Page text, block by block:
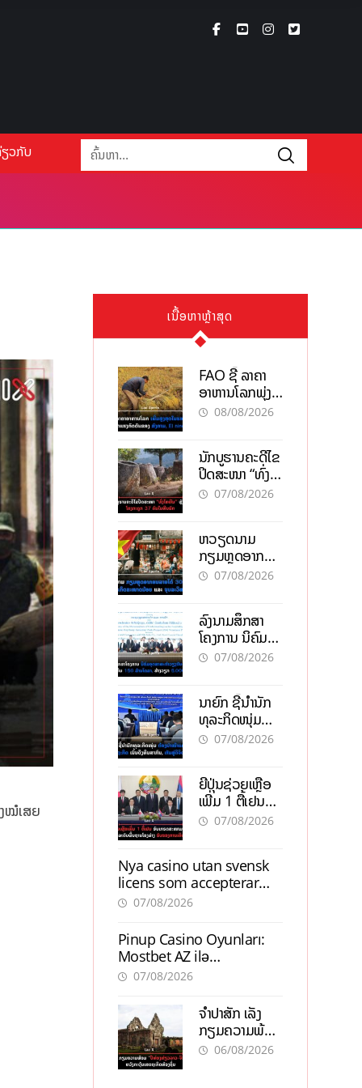
ວກັບ
ໝໍເສຍ
ເນື້ອຫາຫຼ້າສຸດ
FAO ຊີ້ ລາຄາ
ອາຫານໂລກພຸ່ງ
ສູງສຸດໃນຮອບ 3
ສົງຄາມ, El
nino
08/08/2026
ນັກບູຮານຄະດີໄຂ
ປິດສະໜາ “ທົ່ງ
ໄຫຫີນ” ຫຼັງພົບ
07/08/2026
ຫວຽດນາມ
ກຽມຫຼຸດອາກອນ
ລາຍໄດ້ 30%
ແລະ ຈຸນລະ
ວິສາຫະກິດ
07/08/2026
ລົງນາມສຶກສາ
ໂຄງການ ນິຄົມ
ອຸດສາຫະກຳ
150 ລ້ານໂດລາ,
ສ້າງວຽກ 5.000
ຕຳແໜ່ງ
07/08/2026
ນາຍົກ ຊີ້ນຳນັກ
ທຸລະກິດໜຸ່ມ
ຕ້ອງນຳໜ້າແກ້
ສາກົນ, ຫັນສູ່ດິຈິ
ຕອນ
07/08/2026
ຍີ່ປຸ່ນຊ່ວຍເຫຼືອ
ເພີ່ມ 1 ຕື້ເຢນ
ອັບເກຣດ
ເຕີບໂຕ
07/08/2026
Nya casino utan svensk
licens som accepterar
Swish: En jämförelse
07/08/2026
Pinup Casino Oyunları:
Mostbet AZ ilə
Müqayisədə Nə Təqdim
07/08/2026
ຈຳປາສັກ ເລັ່ງ
ກຽມຄວາມພ້ອມ
“ປີທ່ອງທ່ຽວ
06/08/2026